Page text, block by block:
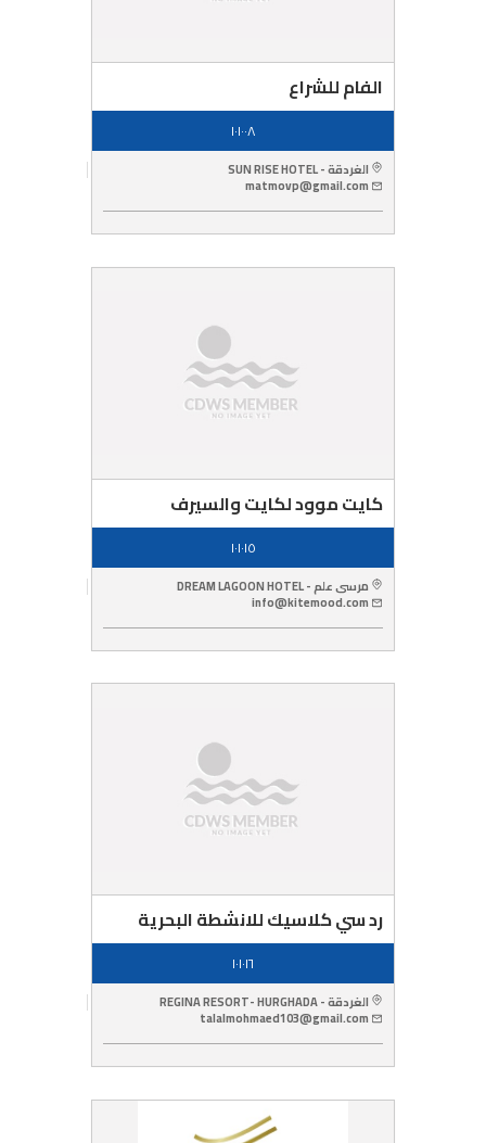
الفام للشراع
١٠١٠٠٨
الغردقة - SUN RISE HOTEL
matmovp@gmail.com
كايت موود لكايت والسيرف
١٠١٠١٥
مرسى علم - DREAM LAGOON HOTEL
info@kitemood.com
رد سي كلاسيك للانشطة البحرية
١٠١٠١٦
الغردقة - REGINA RESORT- HURGHADA
talalmohmaed103@gmail.com